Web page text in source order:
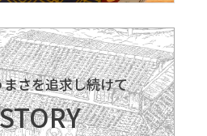
さを追求し続けて